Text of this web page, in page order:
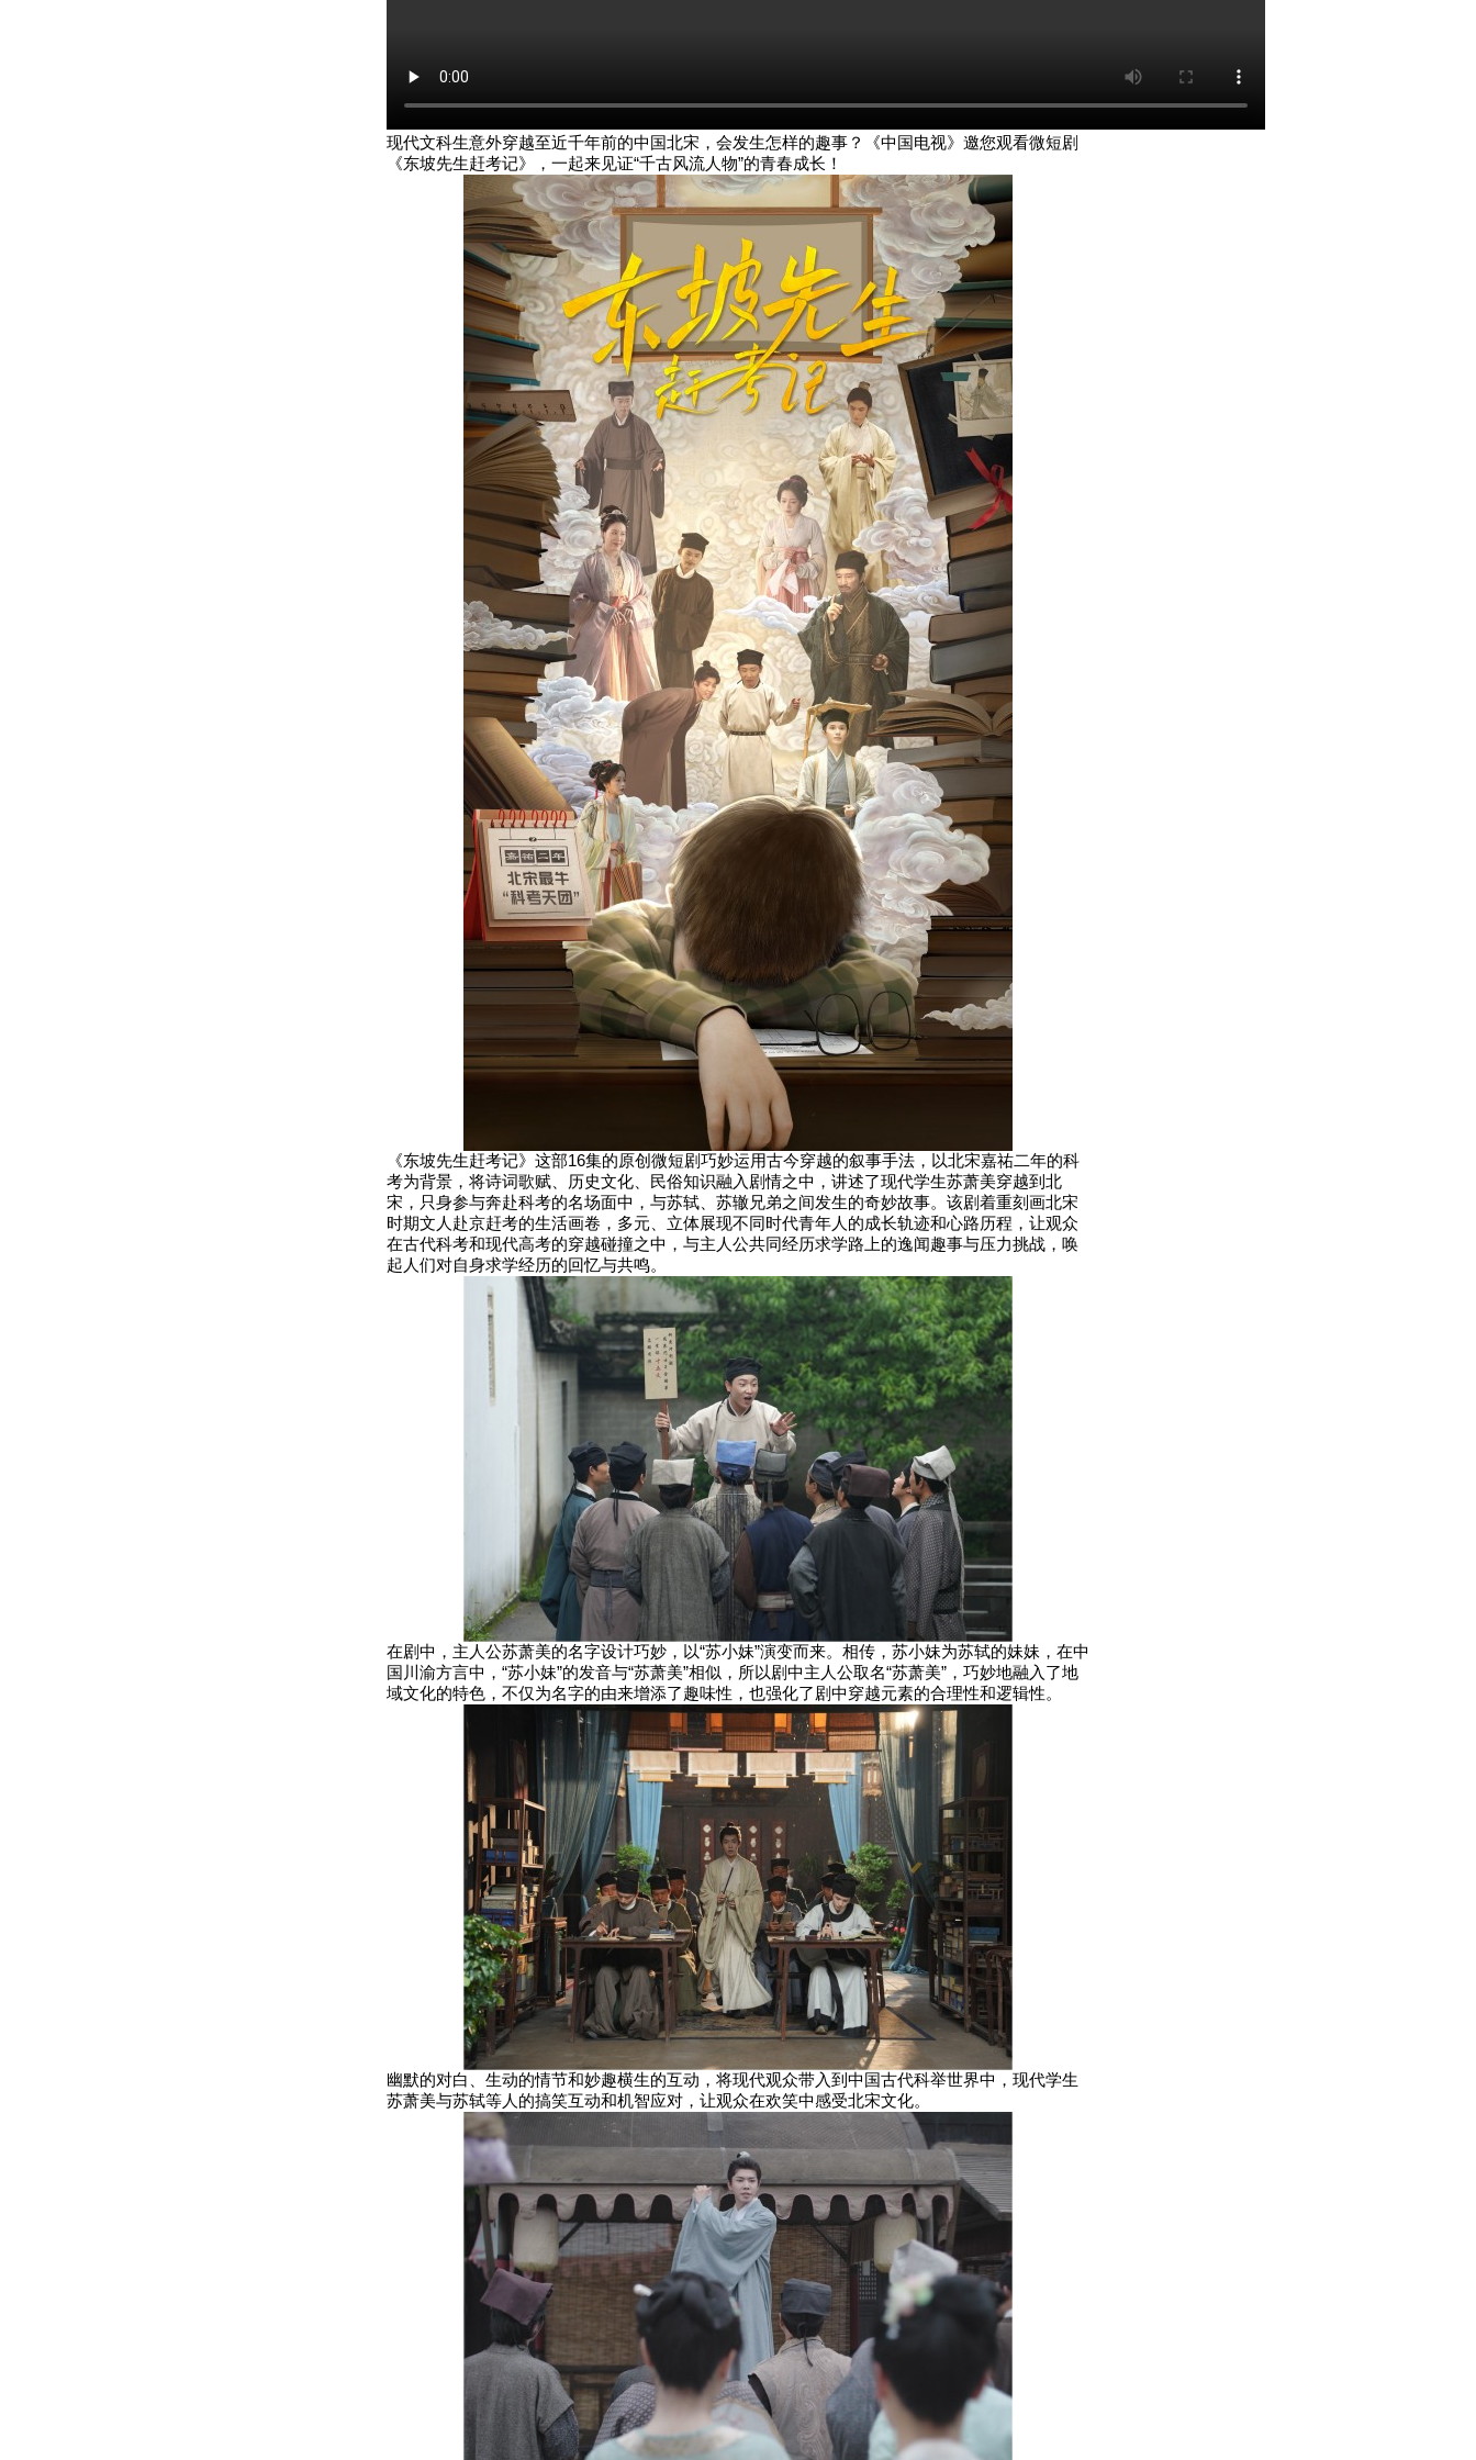
现代文科生意外穿越至近千年前的中国北宋，会发生怎样的趣事？《中国电视》邀您观看微短剧
《东坡先生赶考记》，一起来见证“千古风流人物”的青春成长！
《东坡先生赶考记》这部16集的原创微短剧巧妙运用古今穿越的叙事手法，以北宋嘉祐二年的科
考为背景，将诗词歌赋、历史文化、民俗知识融入剧情之中，讲述了现代学生苏萧美穿越到北
宋，只身参与奔赴科考的名场面中，与苏轼、苏辙兄弟之间发生的奇妙故事。该剧着重刻画北宋
时期文人赴京赶考的生活画卷，多元、立体展现不同时代青年人的成长轨迹和心路历程，让观众
在古代科考和现代高考的穿越碰撞之中，与主人公共同经历求学路上的逸闻趣事与压力挑战，唤
起人们对自身求学经历的回忆与共鸣。
在剧中，主人公苏萧美的名字设计巧妙，以“苏小妹”演变而来。相传，苏小妹为苏轼的妹妹，在中
国川渝方言中，“苏小妹”的发音与“苏萧美”相似，所以剧中主人公取名“苏萧美”，巧妙地融入了地
域文化的特色，不仅为名字的由来增添了趣味性，也强化了剧中穿越元素的合理性和逻辑性。
幽默的对白、生动的情节和妙趣横生的互动，将现代观众带入到中国古代科举世界中，现代学生
苏萧美与苏轼等人的搞笑互动和机智应对，让观众在欢笑中感受北宋文化。